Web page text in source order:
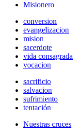
Misionero
conversion
evangelizacion
mision
sacerdote
vida consagrada
vocacion
sacrificio
salvacion
sufrimiento
tentación
Nuestras cruces